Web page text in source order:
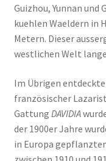
Guizhou, Yunnan und
kuehlen Waeldern in
Metern. Dieser
westlichen Welt
Im Übrigen
französischer
Gattung DAVIDIA
der 1900er Jahre
in Europa